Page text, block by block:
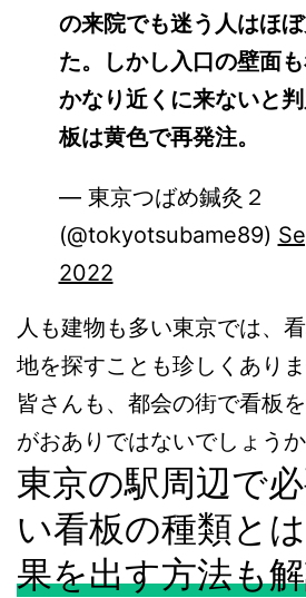
の来院でも迷う人はほ
た。しかし入口の壁面も
かなり近くに来ないと
板は黄色で再発注。
— 東京つばめ鍼灸２
(@tokyotsubame89)
2022
人も建物も多い東京では、
地を探すことも珍しくありま
皆さんも、都会の街で看板
がおありではないでしょうか
東京の駅周辺で
い看板の種類と
果を出す方法も